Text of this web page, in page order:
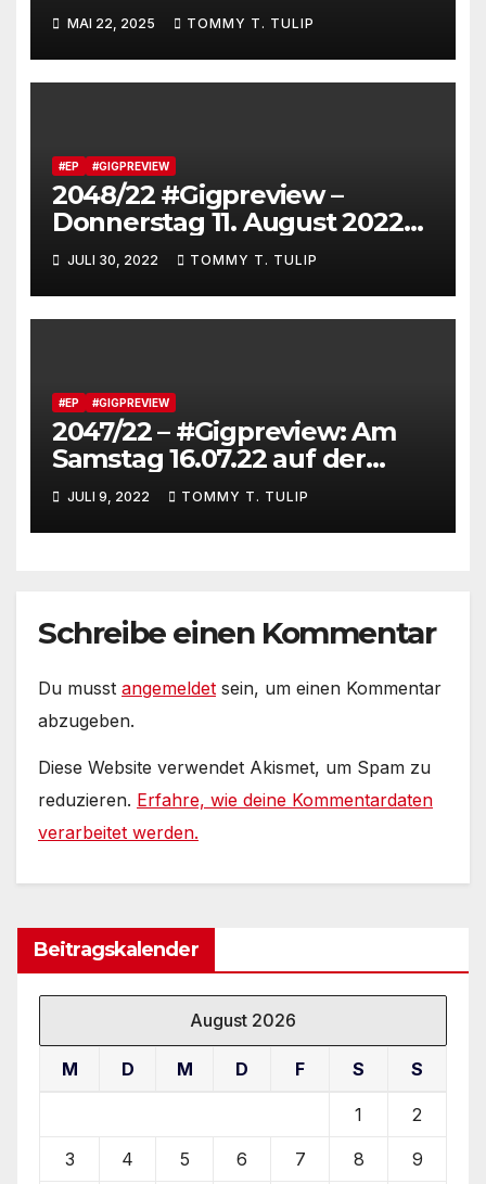
(Dirk Erchinger) veranstaltet
#Booom in Berlin (Junction
Bar, 31.05.25 um 22 Uhr)
#Ticketsvorverkauf ist
MAI 22, 2025 TOMMY T. TULIP
#EP #GIGPREVIEW
2048/22 #Gigpreview –
Donnerstag 11. August 2022
um 20 Uhr im Art Stalker
Berlin (Tickets online und
Abendkasse) #EXITreverse
JULI 30, 2022 TOMMY T. TULIP
#EP #GIGPREVIEW
2047/22 – #Gigpreview: Am
Samstag 16.07.22 auf der
Fleether Mühle um 18 Uhr –
Live aus Berlin #EXITreverse
JULI 9, 2022 TOMMY T. TULIP
Schreibe einen Kommentar
Du musst angemeldet sein, um einen Kommentar
abzugeben.
Diese Website verwendet Akismet, um Spam zu
reduzieren. Erfahre, wie deine Kommentardaten
verarbeitet werden.
Beitragskalender
August 2026
M D M D F S S
1 2
3 4 5 6 7 8 9